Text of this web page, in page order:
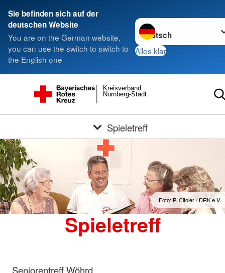
Sie befinden sich auf der
deutschen Website
You are on the German website,
you can use the switch to switch to
the English one
Sprache wechseln zu
Alles klar
Nürnberg-Stadt
Kreisverband
Spieletreff
Foto: P. Citoler / DRK e.V.
Spieletreff
Seniorentreff Wöhrd